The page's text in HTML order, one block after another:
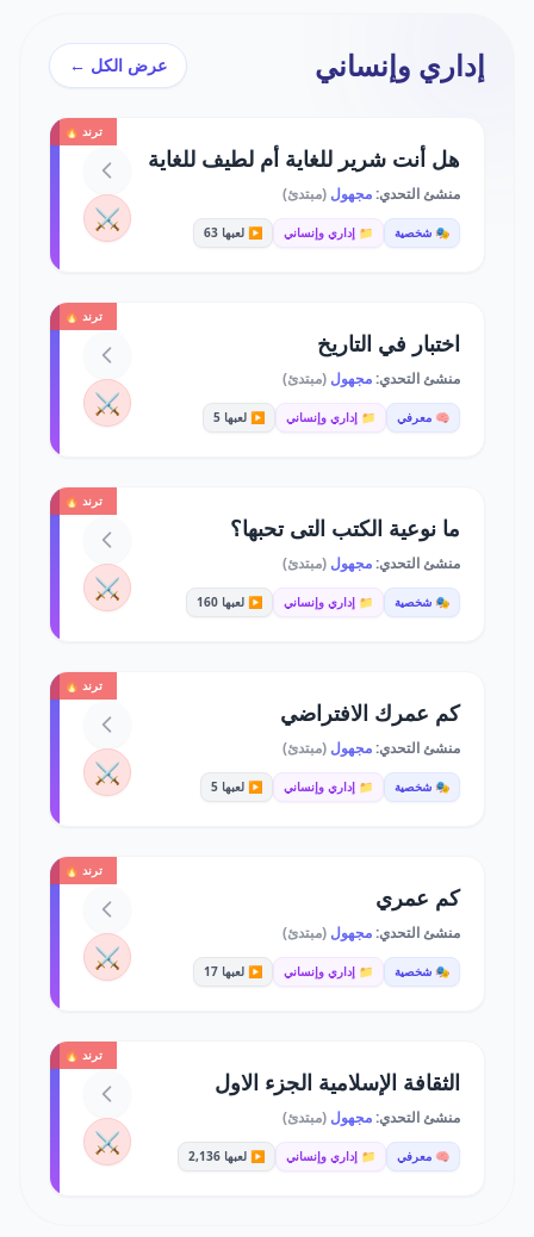
إداري وإنساني عرض الكل ←
ترند 🔥
هل أنت شرير للغاية أم لطيف للغاية
منشئ التحدي:مجهول (مبتدئ)
🎭 شخصية 📁 إداري وإنساني ▶️ لعبها 63 ⚔️
ترند 🔥
اختبار في التاريخ
منشئ التحدي:مجهول (مبتدئ)
🧠 معرفي 📁 إداري وإنساني ▶️ لعبها 5 ⚔️
ترند 🔥
ما نوعية الكتب التى تحبها؟
منشئ التحدي:مجهول (مبتدئ)
🎭 شخصية 📁 إداري وإنساني ▶️ لعبها 160 ⚔️
ترند 🔥
كم عمرك الافتراضي
منشئ التحدي:مجهول (مبتدئ)
🎭 شخصية 📁 إداري وإنساني ▶️ لعبها 5 ⚔️
ترند 🔥
كم عمري
منشئ التحدي:مجهول (مبتدئ)
🎭 شخصية 📁 إداري وإنساني ▶️ لعبها 17 ⚔️
ترند 🔥
الثقافة الإسلامية الجزء الاول
منشئ التحدي:مجهول (مبتدئ)
🧠 معرفي 📁 إداري وإنساني ▶️ لعبها 2,136 ⚔️